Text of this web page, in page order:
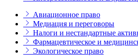
Авиационное право
Медиация и переговоры
Налоги и нестандартные
Фармацевтическое и
Экологическое право